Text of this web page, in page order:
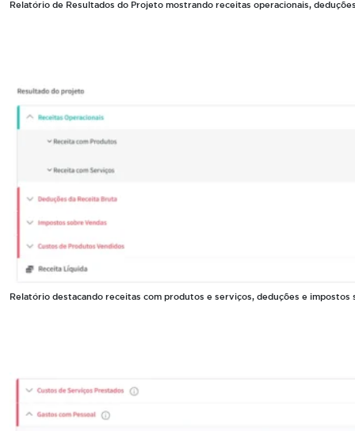
Relatório de Resultados do Projeto mostrando receitas operacionais,
Relatório destacando receitas com produtos e serviços, deduções e impostos